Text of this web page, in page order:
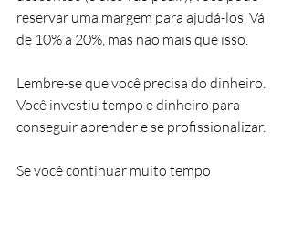
reservar uma margem para ajudá-los. Vá
de 10% a 20%, mas não mais que isso.
Lembre-se que você precisa do dinheiro.
Você investiu tempo e dinheiro para
conseguir aprender e se profissionalizar.
Se você continuar muito tempo